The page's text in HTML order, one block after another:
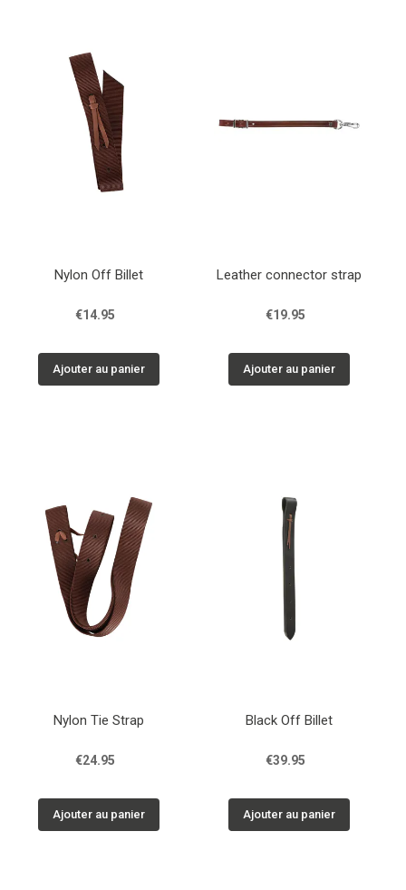
Nylon Off Billet
€14.95
Ajouter au panier
Leather connector strap
€19.95
Ajouter au panier
Nylon Tie Strap
€24.95
Ajouter au panier
Black Off Billet
€39.95
Ajouter au panier